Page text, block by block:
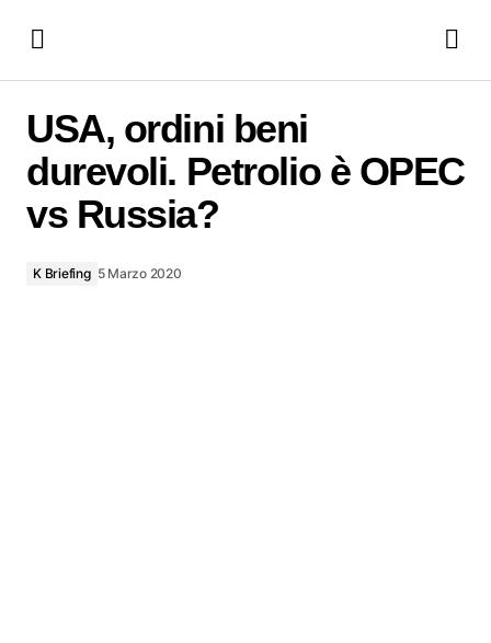
USA, ordini beni
durevoli. Petrolio è OPEC
vs Russia?
K Briefing 5 Marzo 2020